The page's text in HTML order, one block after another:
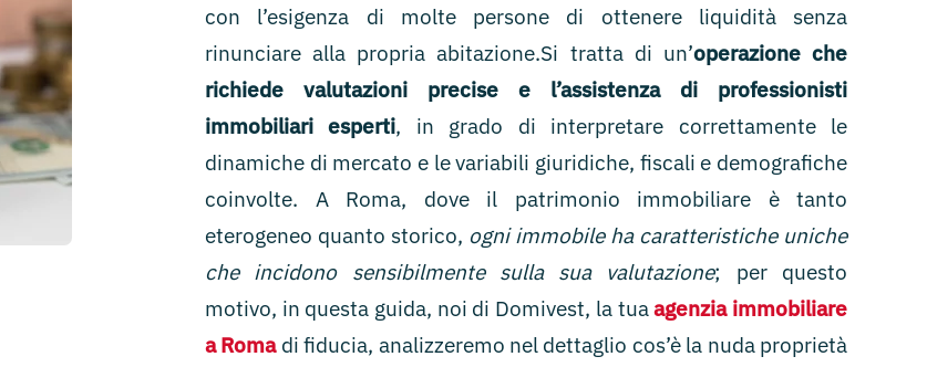
con l’esigenza di molte persone di ottenere liquidità senza
rinunciare alla propria abitazione.Si tratta di un’operazione che
richiede valutazioni precise e l’assistenza di professionisti
immobiliari esperti, in grado di interpretare correttamente le
dinamiche di mercato e le variabili giuridiche, fiscali e demografiche
coinvolte. A Roma, dove il patrimonio immobiliare è tanto
eterogeneo quanto storico, ogni immobile ha caratteristiche uniche
che incidono sensibilmente sulla sua valutazione; per questo
motivo, in questa guida, noi di Domivest, la tuaagenzia immobiliare
a Roma di fiducia, analizzeremo nel dettaglio cos’è la nuda proprietà